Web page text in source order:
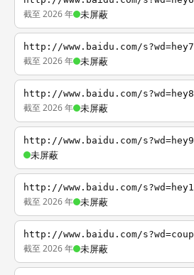
截至 2026 年 未屏蔽
http://www.baidu.com/s?wd=hey7
截至 2026 年 未屏蔽
http://www.baidu.com/s?wd=hey8
截至 2026 年 未屏蔽
http://www.baidu.com/s?wd=hey9
未屏蔽
http://www.baidu.com/s?wd=hey1
截至 2026 年 未屏蔽
http://www.baidu.com/s?wd=coup
截至 2026 年 未屏蔽